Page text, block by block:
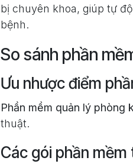
bị chuyên khoa, giúp tự
bệnh.
So sánh phần
Ưu nhược điểm
Phần mềm quản lý phòng
thuật.
Các gói phần mềm